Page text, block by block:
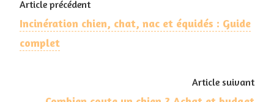
Article précédent
Incinération chien, chat, nac et équidés : Guide
complet
Article suivant